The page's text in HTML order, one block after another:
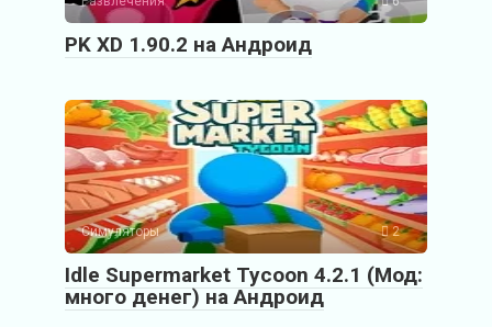
PK XD 1.90.2 на Андроид
Симуляторы 2
Idle Supermarket Tycoon 4.2.1 (Мод:
много денег) на Андроид